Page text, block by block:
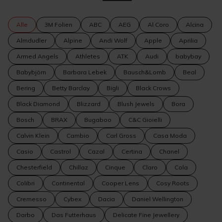
Alle 3M Folien ABC AEG Al Coro Alcina
Almdudler Alpine Andi Wolf Apple Aprilia
Armed Angels Athletes ATK Audi babybay
Babybjörn Barbara Lebek Bausch&Lomb Beal
Bering Betty Barclay Bigli Black Crows
Black Diamond Blizzard Blush Jewels Bora
Bosch BRAX Bugaboo C&C Gioielli
Calvin Klein Cambio Carl Gross Casa Moda
Casio Castrol Cazal Certina Chanel
Chesterfield Chillaz Cinque Claro Cola
Colibri Continental Cooper Lens Cosy Roots
Cremesso Cybex Dacia Daniel Wellington
Darbo Das Futterhaus Delicate Fine Jewellery